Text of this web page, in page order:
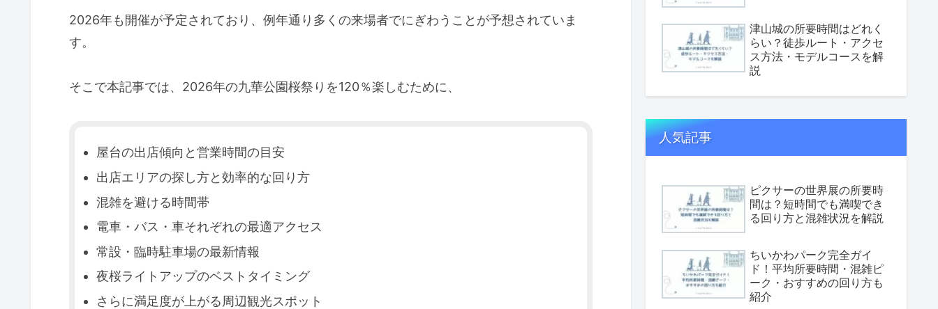
2026年も開催が予定されており、例年通り多くの来場者でにぎわうことが予想されていま
す。
そこで本記事では、2026年の九華公園桜祭りを120％楽しむために、
屋台の出店傾向と営業時間の目安
出店エリアの探し方と効率的な回り方
混雑を避ける時間帯
電車・バス・車それぞれの最適アクセス
常設・臨時駐車場の最新情報
夜桜ライトアップのベストタイミング
さらに満足度が上がる周辺観光スポット
津山城の所要時間はどれく
らい？徒歩ルート・アクセ
ス方法・モデルコースを解
説
人気記事
ピクサーの世界展の所要時
間は？短時間でも満喫でき
る回り方と混雑状況を解説
ちいかわパーク完全ガイ
ド！平均所要時間・混雑ピ
ーク・おすすめの回り方も
紹介